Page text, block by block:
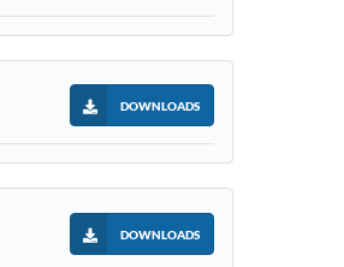
DOWNLOADS
DOWNLOADS